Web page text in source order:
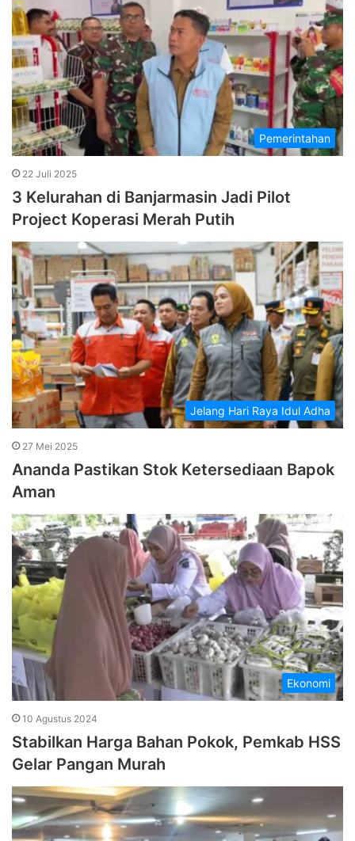
Pemerintahan
22 Juli 2025
3 Kelurahan di Banjarmasin Jadi Pilot
Project Koperasi Merah Putih
Jelang Hari Raya Idul Adha
27 Mei 2025
Ananda Pastikan Stok Ketersediaan Bapok
Aman
Ekonomi
10 Agustus 2024
Stabilkan Harga Bahan Pokok, Pemkab HSS
Gelar Pangan Murah